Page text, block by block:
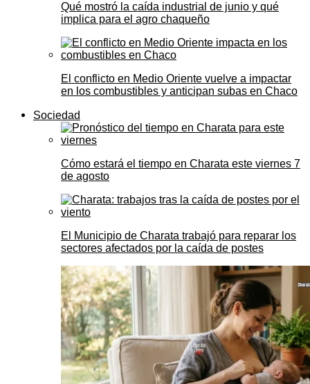
Qué mostró la caída industrial de junio y qué
implica para el agro chaqueño
El conflicto en Medio Oriente vuelve a impactar
en los combustibles y anticipan subas en Chaco
Sociedad
Cómo estará el tiempo en Charata este viernes 7
de agosto
El Municipio de Charata trabajó para reparar los
sectores afectados por la caída de postes